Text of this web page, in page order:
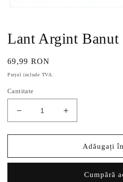
1
într-
modală
Lant Argint Banut
Preț
obișnuit
69,99 RON
Prețul include TVA.
Cantitate
Reduceți
cantitatea
pentru
Argint
Creșteți
cantitatea
pentru
Argint
Adăugați
Cumpără